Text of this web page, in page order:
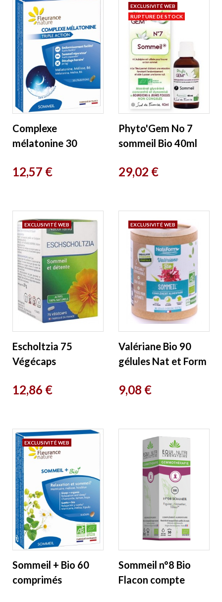
Complexe
mélatonine 30
Fleurance Nature
Prix
12,57 €
Phyto'Gem No 7
sommeil Bio 40ml
Prix
29,02 €
EXCLUSIVITÉ WEB
RUPTURE DE STOCK
Escholtzia 75
Végécaps
Prix
12,86 €
EXCLUSIVITÉ WEB
Valériane Bio 90
gélules Nat et Form
Prix
9,08 €
EXCLUSIVITÉ WEB
Sommeil + Bio 60
comprimés
EXCLUSIVITÉ WEB
Sommeil n°8 Bio
Flacon compte